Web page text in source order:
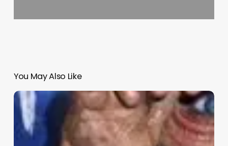
You May Also Like
Heidi
Klum
supera